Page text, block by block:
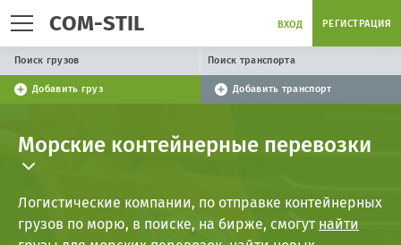
COM-STIL ВХОД РЕГИСТРАЦИЯ
Поиск грузов Поиск транспорта
Добавить груз Добавить транспорт
Морские контейнерные перевозки
Логистические компании, по отправке контейнерных
грузов по морю, в поиске, на бирже, смогут найти